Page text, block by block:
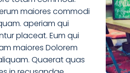
maiores commodi
aperiam qui
placeat. Eum qui
maiores Dolorem
Quaerat quas